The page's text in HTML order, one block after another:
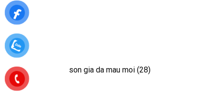
son gia da mau moi (28)